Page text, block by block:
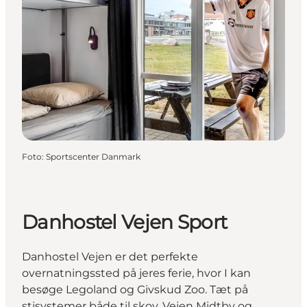
Foto: Sportscenter Danmark
Danhostel Vejen Sport
Danhostel Vejen er det perfekte
overnatningssted på jeres ferie, hvor I kan
besøge Legoland og Givskud Zoo. Tæt på